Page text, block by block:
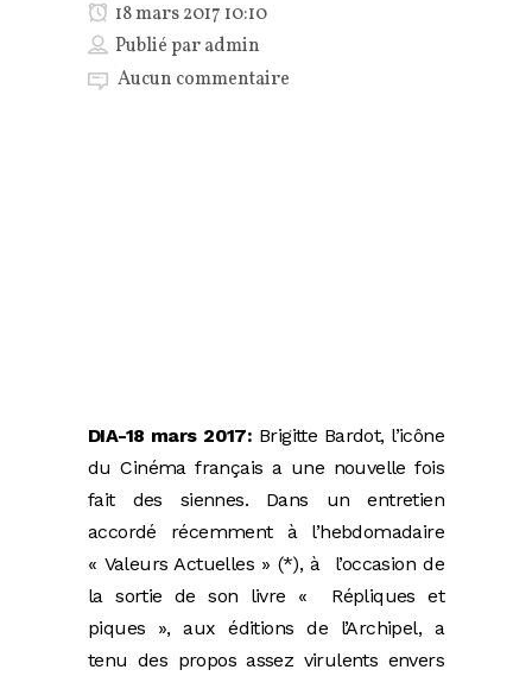
18 mars 2017 10:10
Publié paradmin
Aucun commentaire
DIA-18 mars 2017: Brigitte Bardot, l’icône
du Cinéma français a une nouvelle fois
fait des siennes. Dans un entretien
accordé récemment à l’hebdomadaire
« Valeurs Actuelles » (*), à l’occasion de
la sortie de son livre « Répliques et
piques », aux éditions de l’Archipel, a
tenu des propos assez virulents envers